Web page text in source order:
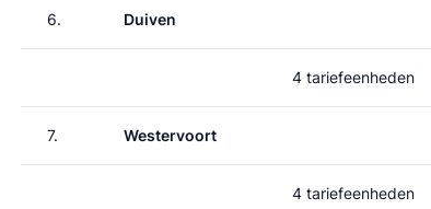
6. Duiven
4 tariefeenheden
7. Westervoort
4 tariefeenheden